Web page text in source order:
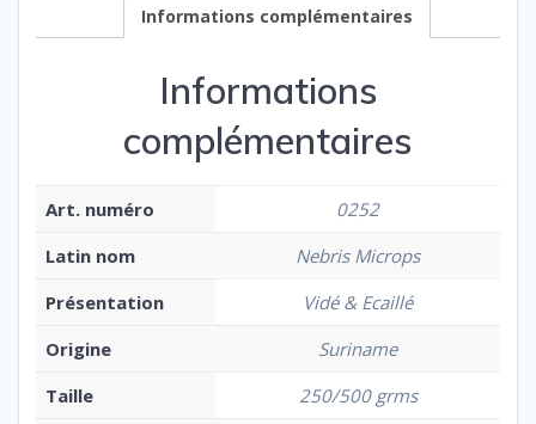
Informations complémentaires
Informations
complémentaires
Art. numéro
0252
Latin nom
Nebris Microps
Présentation
Vidé & Ecaillé
Origine
Suriname
Taille
250/500 grms